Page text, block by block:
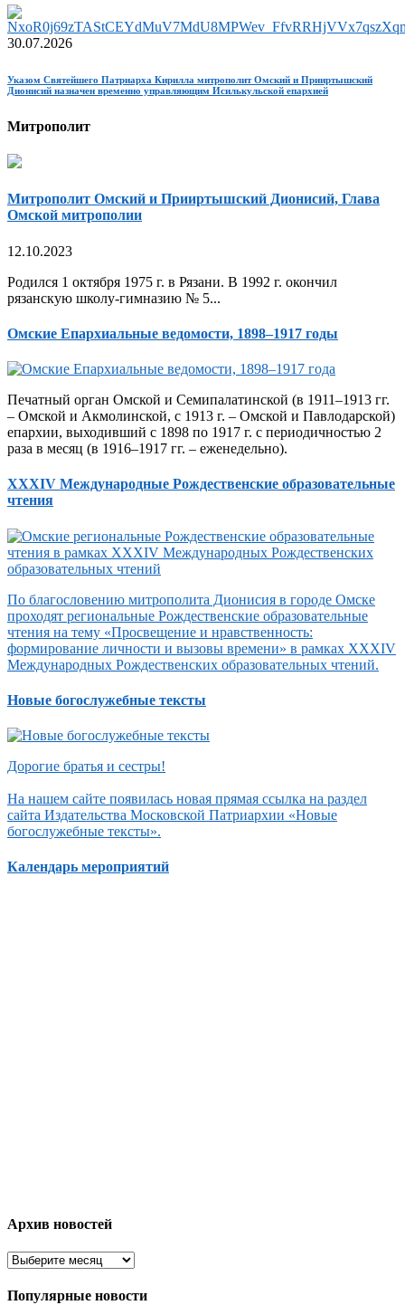
30.07.2026
Указом Святейшего Патриарха Кирилла митрополит Омский и Прииртышский
Дионисий назначен временно управляющим Исилькульской епархией
Митрополит
Митрополит Омский и Прииртышский Дионисий, Глава
Омской митрополии
12.10.2023
Родился 1 октября 1975 г. в Рязани. В 1992 г. окончил
рязанскую школу-гимназию № 5...
Омские Епархиальные ведомости, 1898–1917 годы
Печатный орган Омской и Семипалатинской (в 1911–1913 гг.
– Омской и Акмолинской, с 1913 г. – Омской и Павлодарской)
епархии, выходивший с 1898 по 1917 г. с периодичностью 2
раза в месяц (в 1916–1917 гг. – еженедельно).
XXXIV Международные Рождественские образовательные
чтения
По благословению митрополита Дионисия в городе Омске
проходят региональные Рождественские образовательные
чтения на тему «Просвещение и нравственность:
формирование личности и вызовы времени» в рамках XXXIV
Международных Рождественских образовательных чтений.
Новые богослужебные тексты
Дорогие братья и сестры!
На нашем сайте появилась новая прямая ссылка на раздел
сайта Издательства Московской Патриархии «Новые
богослужебные тексты».
Календарь мероприятий
Архив новостей
Популярные новости